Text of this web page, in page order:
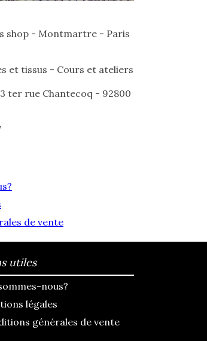
shop - Montmartre - Paris
et tissus - Cours et ateliers
ter rue Chantecoq - 92800
de vente
utiles
nous?
légales
générales de vente